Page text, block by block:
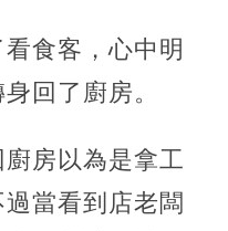
食客，心中明
回了廚房。
房以為是拿工
當看到店老闆